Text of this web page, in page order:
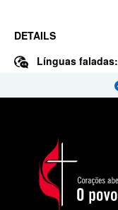
DETAILS
Línguas faladas: